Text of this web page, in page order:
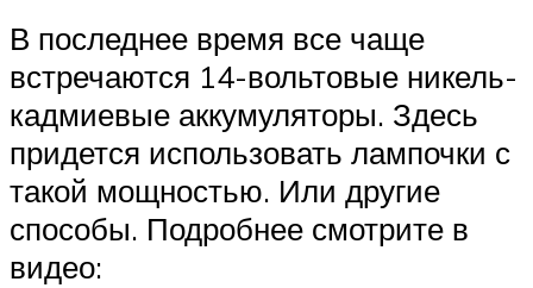
В последнее время все чаще
встречаются 14-вольтовые никель-
кадмиевые аккумуляторы. Здесь
придется использовать лампочки с
такой мощностью. Или другие
способы. Подробнее смотрите в
видео: